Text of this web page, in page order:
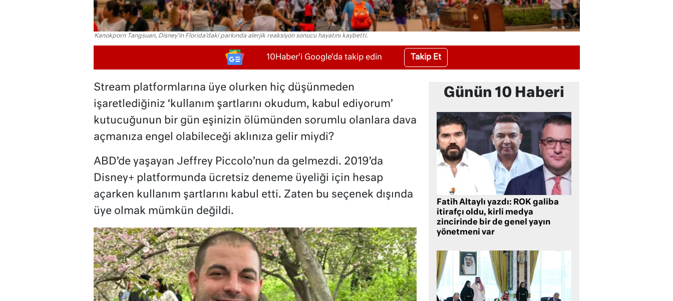
Kanokporn Tangsuan, Disney'in Florida'daki parkında alerjik reaksiyon sonucu hayatını kaybetti.
10Haber'i Google'da takip edin Takip Et
Stream platformlarına üye olurken hiç düşünmeden
işaretlediğiniz ‘kullanım şartlarını okudum, kabul ediyorum’
kutucuğunun bir gün eşinizin ölümünden sorumlu olanlara dava
açmanıza engel olabileceği aklınıza gelir miydi?
ABD’de yaşayan Jeffrey Piccolo’nun da gelmezdi. 2019’da
Disney+ platformunda ücretsiz deneme üyeliği için hesap
açarken kullanım şartlarını kabul etti. Zaten bu seçenek dışında
üye olmak mümkün değildi.
Günün 10 Haberi
Fatih Altaylı yazdı: ROK galiba
itirafçı oldu, kirli medya
zincirinde bir de genel yayın
yönetmeni var